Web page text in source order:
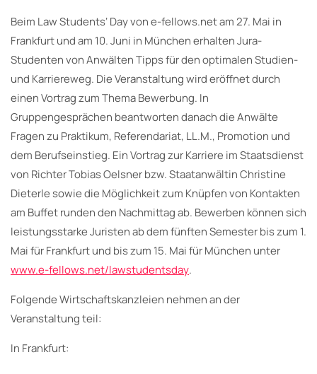
Beim Law Students‘ Day von e-fellows.net am 27. Mai in
Frankfurt und am 10. Juni in München erhalten Jura-
Studenten von Anwälten Tipps für den optimalen Studien-
und Karriereweg. Die Veranstaltung wird eröffnet durch
einen Vortrag zum Thema Bewerbung. In
Gruppengesprächen beantworten danach die Anwälte
Fragen zu Praktikum, Referendariat, LL.M., Promotion und
dem Berufseinstieg. Ein Vortrag zur Karriere im Staatsdienst
von Richter Tobias Oelsner bzw. Staatanwältin Christine
Dieterle sowie die Möglichkeit zum Knüpfen von Kontakten
am Buffet runden den Nachmittag ab. Bewerben können sich
leistungsstarke Juristen ab dem fünften Semester bis zum 1.
Mai für Frankfurt und bis zum 15. Mai für München unter
www.e-fellows.net/lawstudentsday.
Folgende Wirtschaftskanzleien nehmen an der
Veranstaltung teil:
In Frankfurt: